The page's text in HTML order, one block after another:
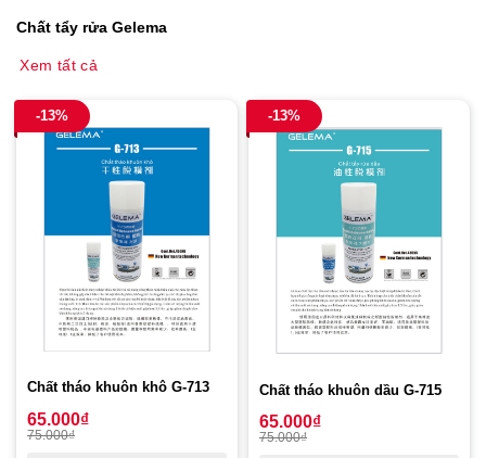
Chất tẩy rửa Gelema
Xem tất cả
-13%
Chất tháo khuôn khô G-713
65.000₫
75.000₫
-13%
Chất tháo khuôn dầu G-715
65.000₫
75.000₫